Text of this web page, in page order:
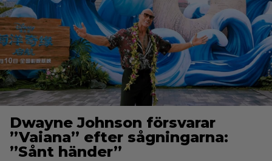
Dwayne Johnson försvarar
”Vaiana” efter sågningarna:
”Sånt händer”